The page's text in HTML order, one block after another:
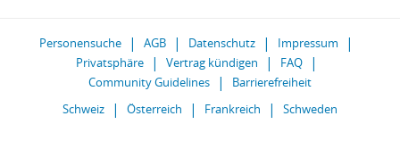
Personensuche AGB Datenschutz
Impressum
Privatsphäre
Vertrag kündigen
FAQ
Community Guidelines
Barrierefreiheit
Schweiz
Österreich Frankreich Schweden